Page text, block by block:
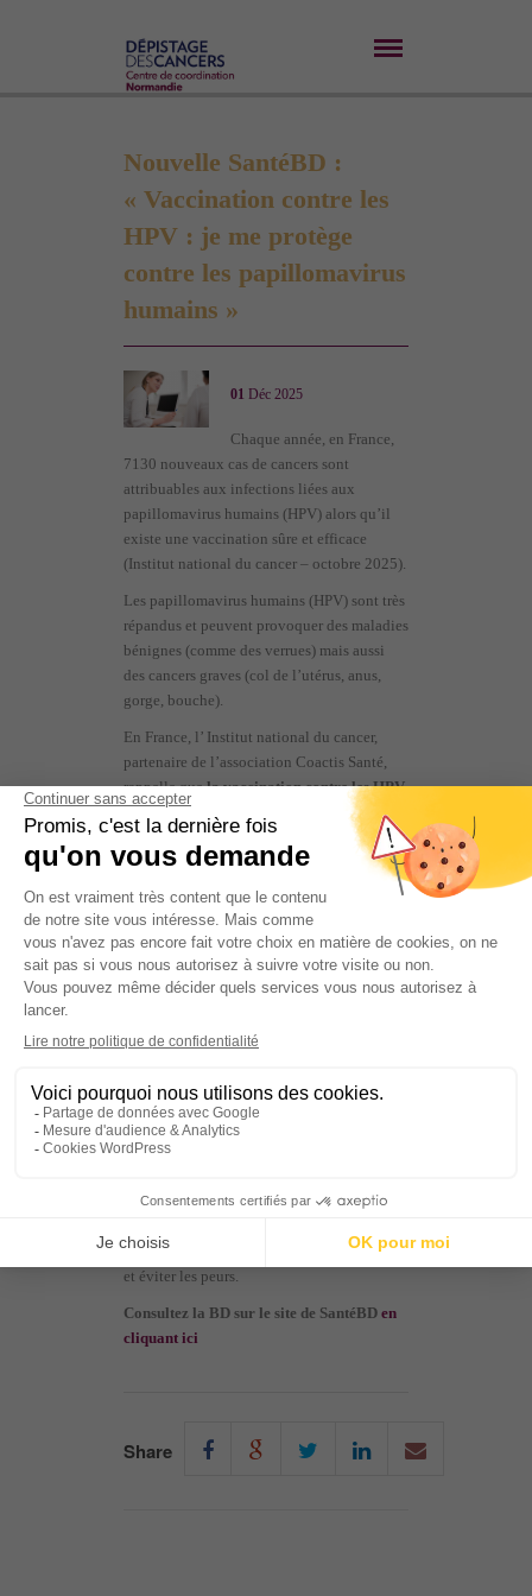
Nouvelle SantéBD :
« Vaccination contre les
HPV : je me protège
contre les papillomavirus
humains »
01 Déc 2025
Chaque année, en France,
7130 nouveaux cas de cancers sont
attribuables aux infections liées aux
papillomavirus humains (HPV) alors qu’il
existe une vaccination sûre et efficace
(Institut national du cancer – octobre 2025).
Les papillomavirus humains (HPV) sont très
répandus et peuvent provoquer des maladies
bénignes (comme des verrues) mais aussi
des cancers graves (col de l’utérus, anus,
gorge, bouche).
En France, l’ Institut national du cancer,
partenaire de l’association Coactis Santé,
rappelle quela vaccination contre les HPV
(recommandée dès 11 ans) est une mesure
essentielle de prévention
pour réduire ces
risques.
Rédigée avec la méthode Facile à Lire et à
comprendre (FALC), cette nouvelle bande
dessinée, personnalisable, explique de
manière pédagogique et avec des dessins
rassurants:
Ce que sont les papillomavirus
L’intérêt de la vaccination et son
efficacité,
Le calendrier vaccinal recommandé
Les lieux où se faire vacciner et les
professionnels qui s’en chargent.
Une ressource utile pour faciliter le dialogue
et éviter les peurs.
Consultez la BD sur le site de SantéBD en
cliquant ici
Share